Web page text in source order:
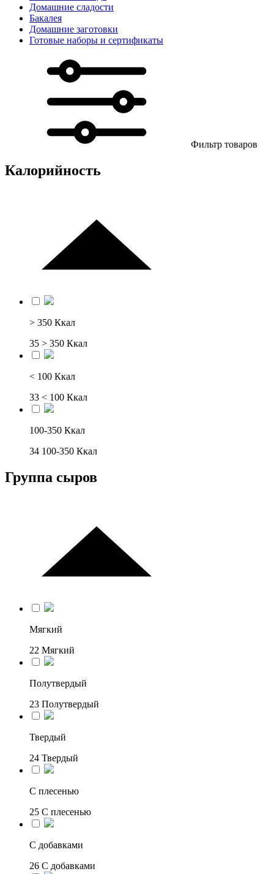
Домашние сладости
Бакалея
Домашние заготовки
Готовые наборы и сертификаты
Фильтр товаров
Калорийность
> 350 Ккал
35 > 350 Ккал
< 100 Ккал
33 < 100 Ккал
100-350 Ккал
34 100-350 Ккал
Группа сыров
Мягкий
22 Мягкий
Полутвердый
23 Полутвердый
Твердый
24 Твердый
С плесенью
25 С плесенью
С добавками
26 С добавками